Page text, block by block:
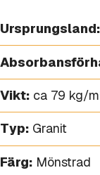
Ursprungsland:
Vikt: ca 79 kg/
Typ: Granit
Färg: Mönstrad